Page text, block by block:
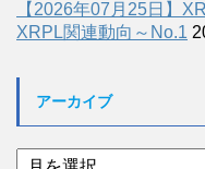
【2026年07月25日】
XRPL関連動向～No.1
アーカイブ
ア